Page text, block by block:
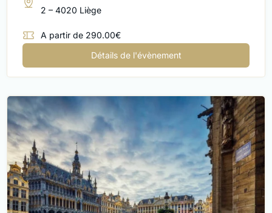
2 – 4020 Liège
A partir de 290.00€
Détails de l'évènement